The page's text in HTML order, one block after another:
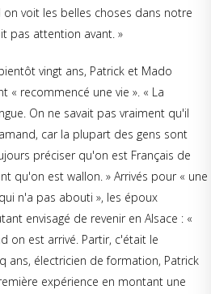
voit les belles choses dans notre
pas attention avant. »
vingt ans, Patrick et Mado
« recommencé une vie ». « La
On ne savait pas vraiment qu'il
car la plupart des gens sont
préciser qu'on est Français de
qu'on est wallon. » Arrivés pour « une
n'a pas abouti », les époux
envisagé de revenir en Alsace : «
on est arrivé. Partir, c'était le
ans, électricien de formation, Patrick
expérience en montant une